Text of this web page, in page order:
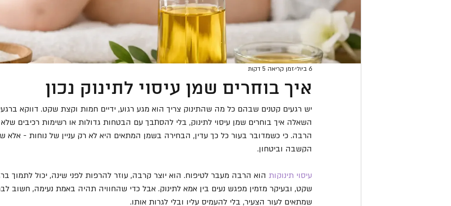
איך בוחרים שמן עיסוי לתינוק נכון
6 ביולי זמן קריאה 5 דקות
יש רגעים קטנים שבהם כל מה שהתינוק צריך הוא מגע רגוע, ידיים חמות וקצת שקט. דווקא
השאלה איך בוחרים שמן עיסוי לתינוק, בלי להסתבך עם הבטחות גדולות או רשימות רכיבים
הרבה. כי כשמדובר בעור כל כך עדין, הבחירה בשמן המתאים היא לא רק עניין של נוחות - אלא
הקשבה וביטחון.
עיסוי תינוקות הוא הרבה מעבר לטיפוח. הוא יוצר קרבה, עוזר להרפות לפני שינה, יכול לתמוך
שקט, ובעיקר מזמין מפגש נעים בין אמא לתינוק. אבל כדי שהחוויה תהיה באמת נעימה, חשוב
שמתאים לעור הצעיר, בלי להעמיס עליו ובלי לגרות אותו.